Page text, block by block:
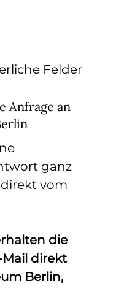
Felder
Anfrage an
ganz
vom
die
direkt
Berlin,